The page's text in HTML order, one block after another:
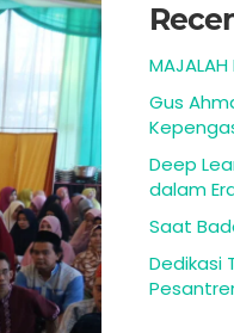
MAJALAH
Gus
Deep
dalam
Saat
Dedikasi